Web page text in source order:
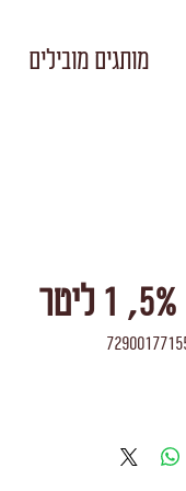
מותגים מובילים